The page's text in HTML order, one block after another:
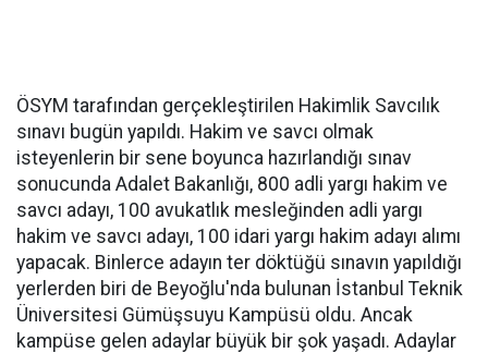
ÖSYM tarafından gerçekleştirilen Hakimlik Savcılık
sınavı bugün yapıldı. Hakim ve savcı olmak
isteyenlerin bir sene boyunca hazırlandığı sınav
sonucunda Adalet Bakanlığı, 800 adli yargı hakim ve
savcı adayı, 100 avukatlık mesleğinden adli yargı
hakim ve savcı adayı, 100 idari yargı hakim adayı alımı
yapacak. Binlerce adayın ter döktüğü sınavın yapıldığı
yerlerden biri de Beyoğlu'nda bulunan İstanbul Teknik
Üniversitesi Gümüşsuyu Kampüsü oldu. Ancak
kampüse gelen adaylar büyük bir şok yaşadı. Adaylar